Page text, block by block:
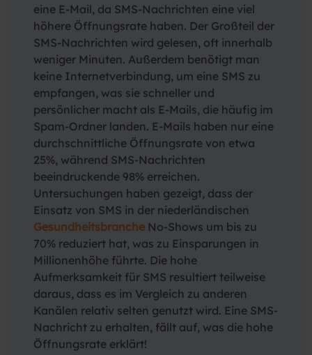
eine E-Mail, da SMS-Nachrichten eine viel
höhere Öffnungsrate haben. Der Großteil der
SMS-Nachrichten wird gelesen, oft innerhalb
weniger Minuten. Außerdem benötigt man
keine Internetverbindung, um eine SMS zu
empfangen, was sie schneller und
persönlicher macht als E-Mails, die häufig im
Spam-Ordner landen. E-Mails haben nur eine
durchschnittliche Öffnungsrate von etwa
25%, während SMS-Nachrichten
beeindruckende 98% erreichen.
Untersuchungen haben gezeigt, dass der
Einsatz von SMS in der niederländischen
Gesundheitsbranche No-Shows um bis zu
70% reduziert hat, was zu Einsparungen in
Millionenhöhe führte. Die hohe
Aufmerksamkeit für SMS resultiert teilweise
daraus, dass es im Vergleich zu anderen
Kanälen relativ selten genutzt wird. Eine SMS-
Nachricht zu erhalten, fällt auf, was die hohe
Öffnungsrate erklärt!